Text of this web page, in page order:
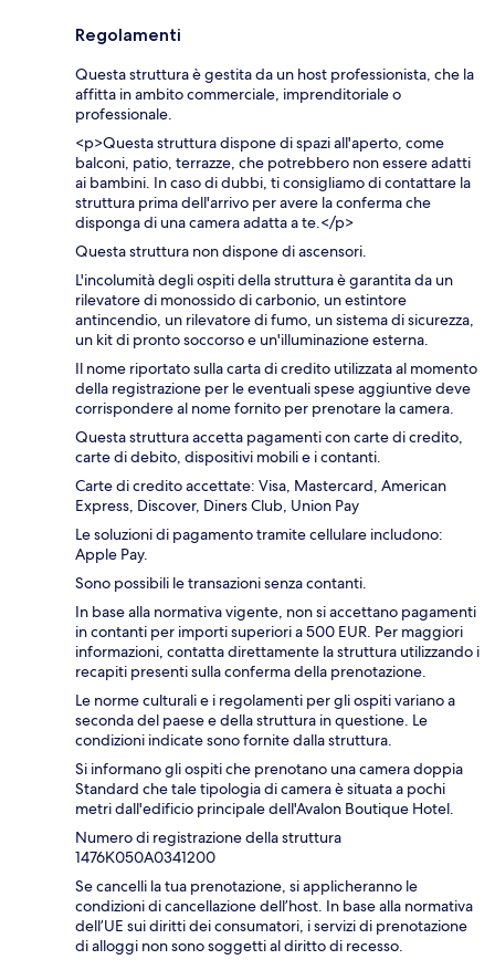
Regolamenti
Questa struttura è gestita da un host professionista, che la
affitta in ambito commerciale, imprenditoriale o
professionale.
<p>Questa struttura dispone di spazi all'aperto, come
balconi, patio, terrazze, che potrebbero non essere adatti
ai bambini. In caso di dubbi, ti consigliamo di contattare la
struttura prima dell'arrivo per avere la conferma che
disponga di una camera adatta a te.</p>
Questa struttura non dispone di ascensori.
L'incolumità degli ospiti della struttura è garantita da un
rilevatore di monossido di carbonio, un estintore
antincendio, un rilevatore di fumo, un sistema di sicurezza,
un kit di pronto soccorso e un'illuminazione esterna.
Il nome riportato sulla carta di credito utilizzata al momento
della registrazione per le eventuali spese aggiuntive deve
corrispondere al nome fornito per prenotare la camera.
Questa struttura accetta pagamenti con carte di credito,
carte di debito, dispositivi mobili e i contanti.
Carte di credito accettate: Visa, Mastercard, American
Express, Discover, Diners Club, Union Pay
Le soluzioni di pagamento tramite cellulare includono:
Apple Pay.
Sono possibili le transazioni senza contanti.
In base alla normativa vigente, non si accettano pagamenti
in contanti per importi superiori a 500 EUR. Per maggiori
informazioni, contatta direttamente la struttura utilizzando i
recapiti presenti sulla conferma della prenotazione.
Le norme culturali e i regolamenti per gli ospiti variano a
seconda del paese e della struttura in questione. Le
condizioni indicate sono fornite dalla struttura.
Si informano gli ospiti che prenotano una camera doppia
Standard che tale tipologia di camera è situata a pochi
metri dall'edificio principale dell'Avalon Boutique Hotel.
Numero di registrazione della struttura
1476Κ050A0341200
Se cancelli la tua prenotazione, si applicheranno le
condizioni di cancellazione dell’host. In base alla normativa
dell’UE sui diritti dei consumatori, i servizi di prenotazione
di alloggi non sono soggetti al diritto di recesso.